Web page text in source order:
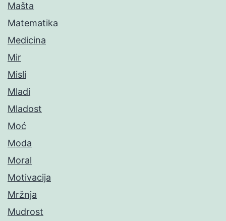
Mašta
Matematika
Medicina
Mir
Misli
Mladi
Mladost
Moć
Moda
Moral
Motivacija
Mržnja
Mudrost